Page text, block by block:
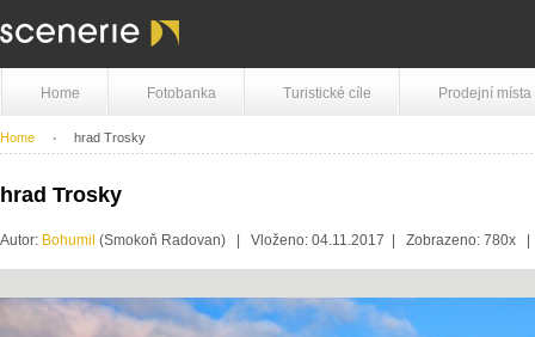
Home Fotobanka Turistické cíle Prodejní místa
Home hrad Trosky
hrad Trosky
Autor: Bohumil (Smokoň Radovan) | Vloženo: 04.11.2017 | Zobrazeno: 780x |